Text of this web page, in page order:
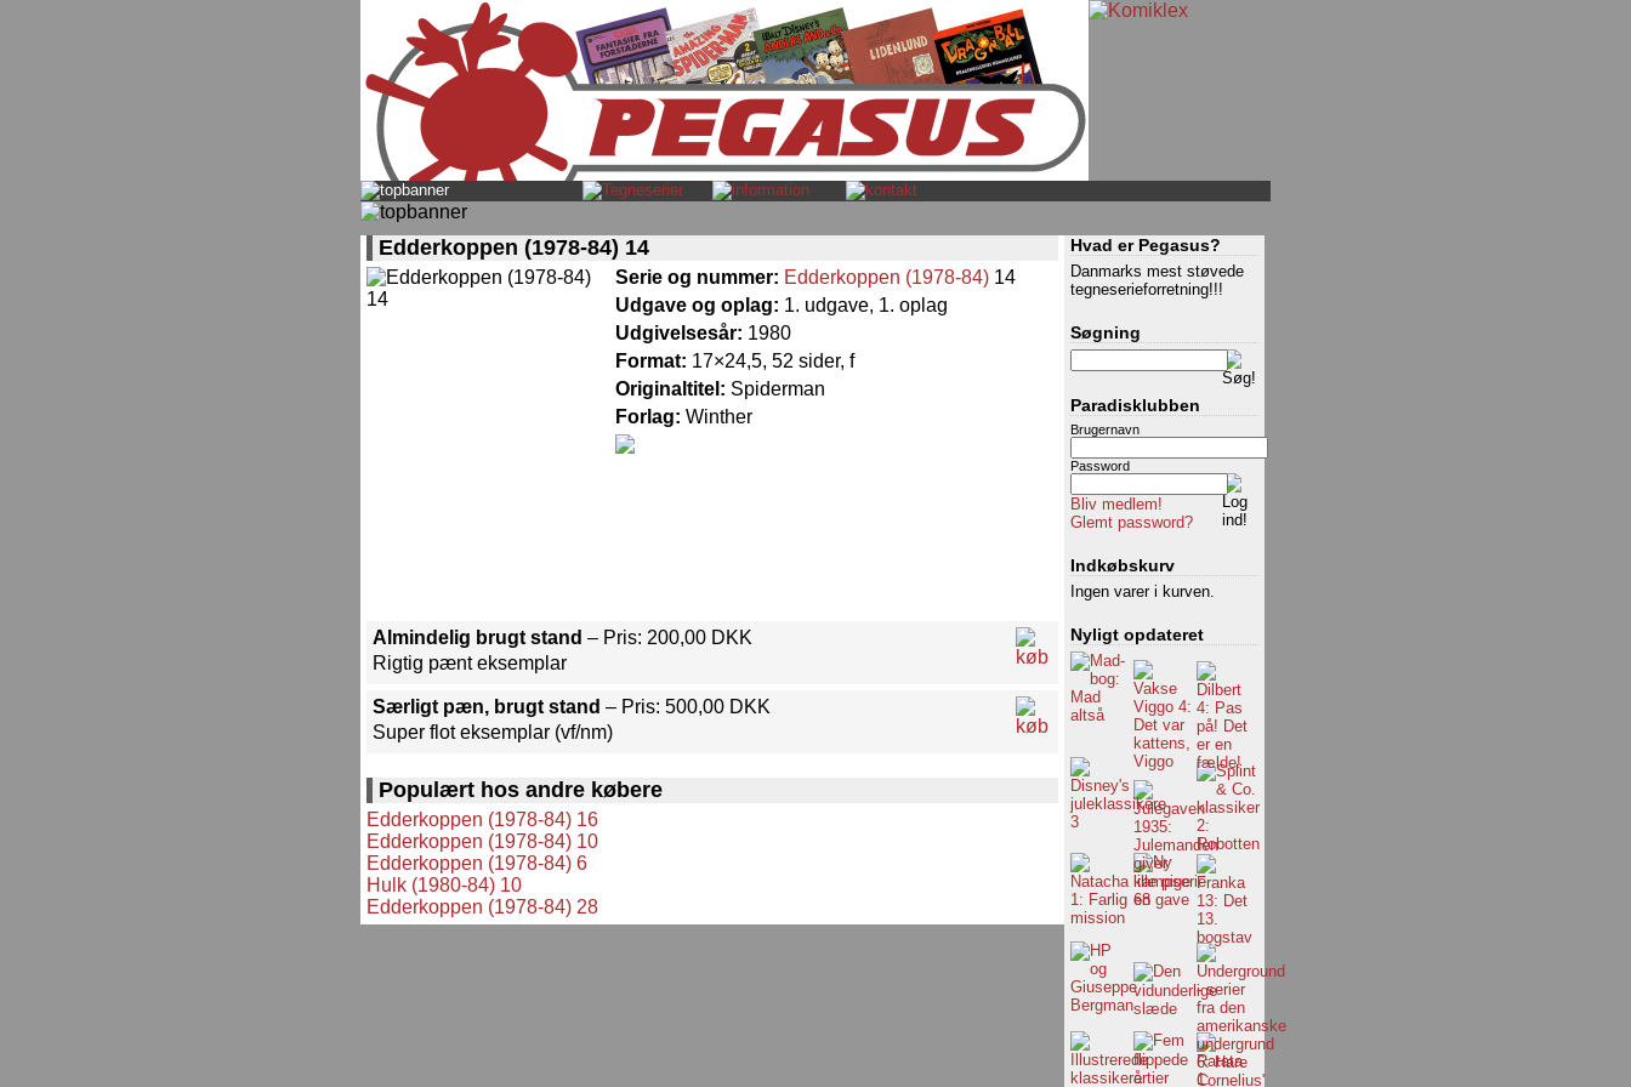
Edderkoppen (1978-84) 14
Serie og nummer: Edderkoppen (1978-84) 14
Udgave og oplag: 1. udgave, 1. oplag
Udgivelsesår: 1980
Format: 17×24,5, 52 sider, f
Originaltitel: Spiderman
Forlag: Winther
Almindelig brugt stand – Pris: 200,00 DKK
Rigtig pænt eksemplar
Særligt pæn, brugt stand – Pris: 500,00 DKK
Super flot eksemplar (vf/nm)
Populært hos andre købere
Edderkoppen (1978-84) 16
Edderkoppen (1978-84) 10
Edderkoppen (1978-84) 6
Hulk (1980-84) 10
Edderkoppen (1978-84) 28
Hvad er Pegasus?
Danmarks mest støvede
tegneserieforretning!!!
Søgning
Paradisklubben
Brugernavn
Password
Bliv medlem!
Glemt password?
Indkøbskurv
Ingen varer i kurven.
Nyligt opdateret